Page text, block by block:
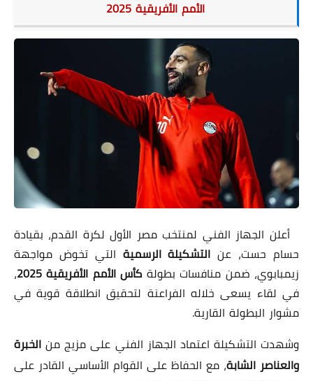
الأمم الأفريقية 2025
أعلن الجهاز الفني لمنتخب مصر الأول لكرة القدم، بقيادة
حسام حست، عن التشكيلة الرسمية التي تخوض مواجهة
زيمبابوي، ضمن منافسات بطولة كأس الأمم الأفريقية 2025
،
في لقاء يسعى خلاله الفراعنة لتحقيق انطلاقة قوية في
مشوار البطولة القارية.
وشهدت التشكيلة اعتماد الجهاز الفني على مزيج من الخبرة
والعناصر الشابة، مع الحفاظ على القوام الأساسي القادر على